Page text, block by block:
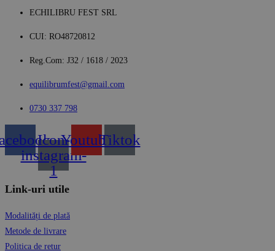
ECHILIBRU FEST SRL
CUI: RO48720812
Reg.Com: J32 / 1618 / 2023
equilibrumfest@gmail.com
0730 337 798
Icon-
instagram-
1
YoutubeTiktok
Link-uri utile
Modalități de plată
Metode de livrare
Politica de retur